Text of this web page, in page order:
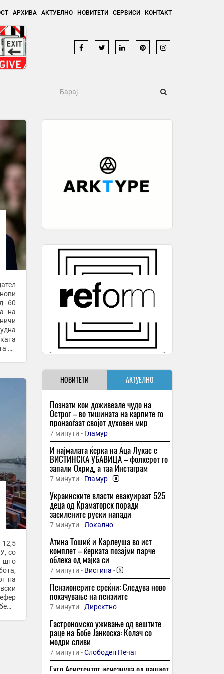
АРХИВА АКТУЕЛНО НОВИТЕТИ СЕРВИСИ КОНТАКТ
60
на
на
со
што
на
НОВИТЕТИ АКТУЕЛНО
Познати кои доживеале чудо на
Острог – во тишината на карпите го
пронаоѓаат својот духовен мир
7 минути - Гламур
И најмалата ќерка на Аца Лукас е
ВИСТИНСКА УБАВИЦА – фолкерот го
запали Охрид, а таа Инстаграм
7 минути - Гламур -
Украинските власти евакуираат 525
деца од Краматорск поради
засилените руски напади
7 минути - Локално
Атина Тошиќ и Карлеуша во ист
комплет – ќерката позајми парче
облека од мајка си
7 минути - Вистина -
Пензионерите среќни: Следува ново
покачување на пензиите
7 минути - Директно
Гастрономско уживање од вештите
раце на Бобе Јанкоска: Колач со
модри сливи
7 минути -Слободен Печат
Гугл Асистентот исчезнува од вашиот